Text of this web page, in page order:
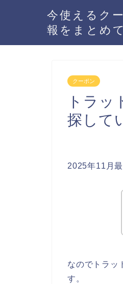
今使えるク
報をまとめ
クーポン
トラッ
探して
2025年11月
なのでトラッ
す。